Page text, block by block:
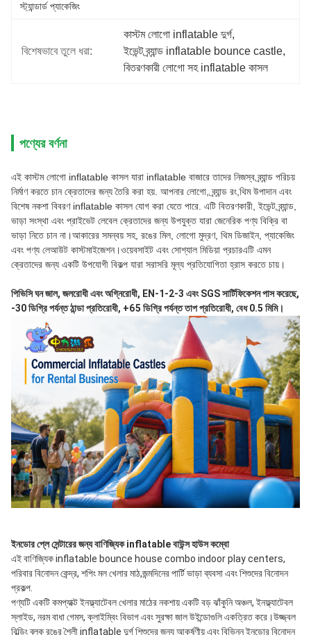
স্ট্যান্ডার্ড প্যাকেজিং
বিশেষভাবে তুলে ধরা:
কাস্টম লোগো inflatable দুর্গ,
ইভেন্ট ব্র্যান্ড inflatable bounce castle
বিতরণকারী লোগো সহ inflatable কাসল
পণ্যের বর্ণনা
এই কাস্টম লোগো inflatable কাসল যারা inflatable বাজারে তাদের নিজস্ব ব্র্যান্ড পরিচয়
নির্মাণ করতে চান ক্রেতাদের জন্য তৈরি করা হয়. আপনার লোগো, ব্র্যান্ড রং,থিম উপাদান এবং
বিশেষ নকশা বিবরণ inflatable কাসল যোগ করা যেতে পারে. এটি বিতরণকারী, ইভেন্ট ব্র্যান্ড,
ভাড়া সংস্থা এবং প্রাইভেট লেবেল ক্রেতাদের জন্য উপযুক্ত যারা জেনেরিক পণ্য বিক্রি বা
ভাড়া নিতে চান না।আকারের সমন্বয় সহ, রঙের মিল, লোগো মুদ্রণ, থিম ডিজাইন, প্যাকেজিং
এবং পণ্য লেআউট কাস্টমাইজেশন।ওয়েবসাইট এবং সোশ্যাল মিডিয়া প্রচারএটি এমন
ক্রেতাদের জন্য একটি উপযোগী বিকল্প যারা সরাসরি মূল্য প্রতিযোগিতা হ্রাস করতে চায়।
পিভিসি ঘন জাল, জলরোধী এবং অগ্নিরোধী, EN-1-2-3 এবং SGS সার্টিফিকেশন পাস করেছে,
-30 ডিগ্রি পর্যন্ত ঠান্ডা প্রতিরোধী, +65 ডিগ্রি পর্যন্ত তাপ প্রতিরোধী, বেধ 0.5 মিমি।
ইনডোর প্লে সেন্টারের জন্য বাণিজ্যিক inflatable বাউন্স হাউস কম্বো
এই বাণিজ্যিক inflatable bounce house combo indoor play centers,
পরিবার বিনোদন কেন্দ্র, শপিং মল খেলার মাঠ,জন্মদিনের পার্টি ভাড়া ব্যবসা এবং শিশুদের বিনোদন
প্রকল্প.
পণ্যটি একটি কমপ্যাক্ট ইনফ্ল্যাটেবল খেলার মাঠের নকশায় একটি বড় ঝাঁকুনি অঞ্চল, ইনফ্ল্যাটেবল
স্লাইড, নরম বাধা গেমস, ক্লাইম্বিং বিভাগ এবং সুরক্ষা জাল উইন্ডোগুলি একত্রিত করে।উজ্জ্বল
বিল্ডিং ব্লক রঙের শৈলী inflatable দুর্গ শিশুদের জন্য আকর্ষণীয় এবং বিভিন্ন ইনডোর বিনোদন